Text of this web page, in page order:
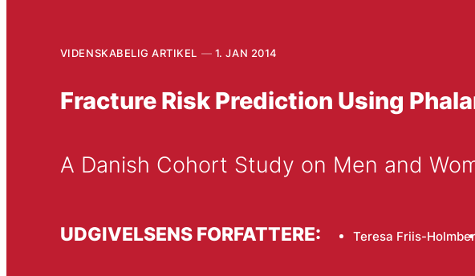
VIDENSKABELIG ARTIKEL 1. JAN 2014
Fracture Risk Prediction Using
A Danish Cohort Study on Men and
UDGIVELSENS FORFATTERE: Teresa Friis-